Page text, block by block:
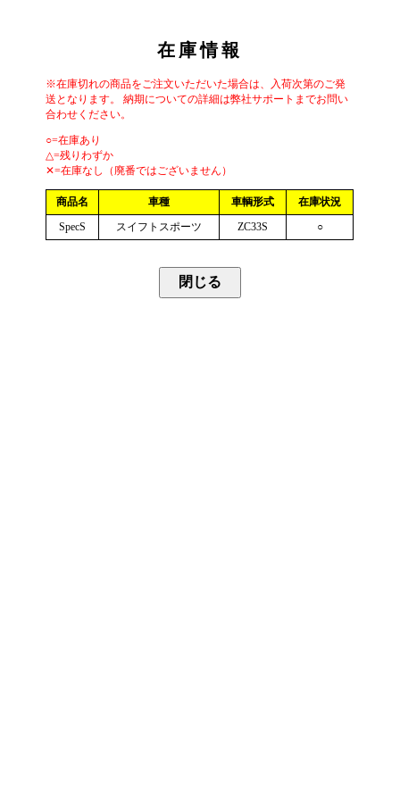
在庫情報
※在庫切れの商品をご注文いただいた場合は、入荷次第のご発
送となります。 納期についての詳細は弊社サポートまでお問い
合わせください。
○=在庫あり
△=残りわずか
✕=在庫なし（廃番ではございません）
商品名 車種 車輌形式
在庫状況
SpecS
スイフトスポーツ ZC33S ○